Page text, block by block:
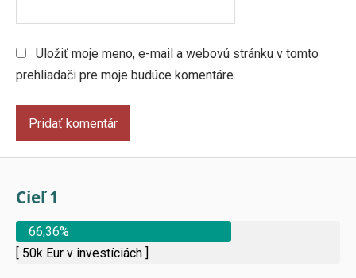
Uložiť moje meno, e-mail a webovú stránku v tomto
prehliadači pre moje budúce komentáre.
Cieľ 1
66,36%
[ 50k Eur v investíciách ]